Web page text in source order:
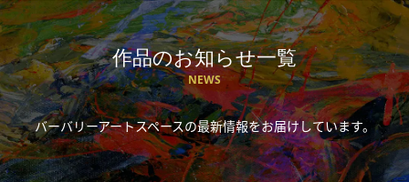
作品のお知らせ一覧
NEWS
バーバリーアートスペースの最新情報をお届けしています。